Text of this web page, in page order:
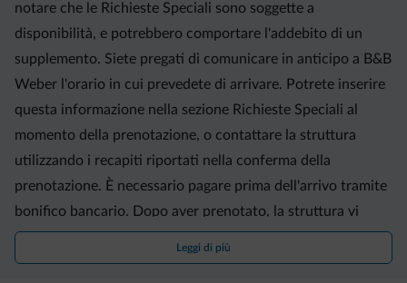
notare che le Richieste Speciali sono soggette a
disponibilità, e potrebbero comportare l'addebito di un
supplemento. Siete pregati di comunicare in anticipo a B&B
Weber l'orario in cui prevedete di arrivare. Potrete inserire
questa informazione nella sezione Richieste Speciali al
momento della prenotazione, o contattare la struttura
utilizzando i recapiti riportati nella conferma della
prenotazione. È necessario pagare prima dell'arrivo tramite
bonifico bancario. Dopo aver prenotato, la struttura vi
contatterà per fornirvi le relative istruzioni.
Leggi di più